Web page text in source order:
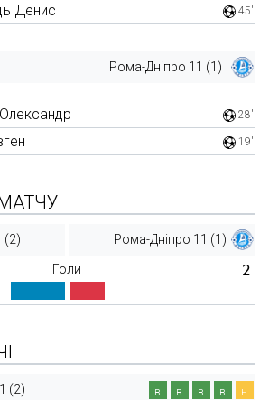
Денис 45'
Рома-Дніпро 11 (1)
28'
19'
(2) Рома-Дніпро 11 (1)
Голи 2
(2) в в в в н